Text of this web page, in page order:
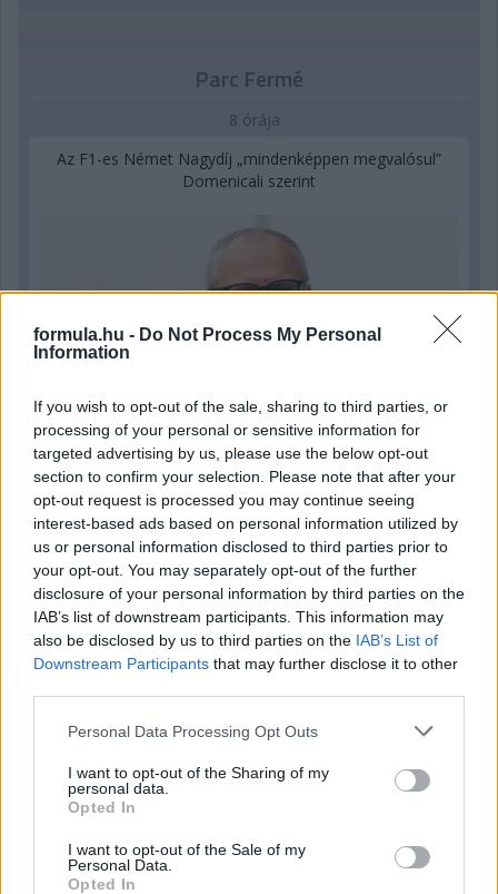
formula.hu - Do Not Process My Personal
Information
If you wish to opt-out of the sale, sharing to third parties, or
processing of your personal or sensitive information for
targeted advertising by us, please use the below opt-out
section to confirm your selection. Please note that after your
opt-out request is processed you may continue seeing
interest-based ads based on personal information utilized by
us or personal information disclosed to third parties prior to
your opt-out. You may separately opt-out of the further
disclosure of your personal information by third parties on the
IAB’s list of downstream participants. This information may
also be disclosed by us to third parties on the IAB’s List of
Downstream Participants that may further disclose it to other
Please note that this website/app uses one or more Google
not limited to your visit or usage behaviour. You may click to
grant or deny consent to Google and its third-party tags to
use your data for below specified purposes in below Google
consent section.
Personal Data Processing Opt Outs
I want to opt-out of the Sharing of my
personal data.
Opted In
I want to opt-out of the Sale of my
Personal Data.
Opted In
Parc Fermé
8 órája
Az F1-es Német Nagydíj „mindenképpen megvalósul”
Domenicali szerint
12 órája
„Jó látni, hogy közel az álom” – Camara az F1-es
pletykákról